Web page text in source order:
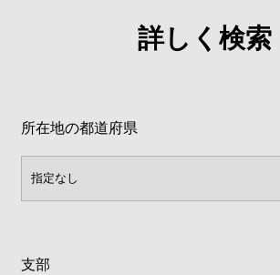
詳しく検索
所在地の都道府県
支部